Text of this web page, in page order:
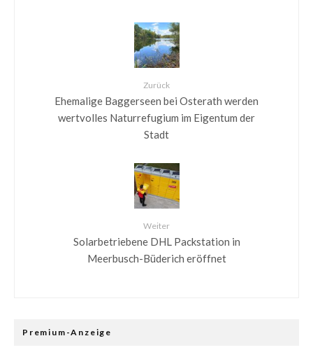
Zurück
Ehemalige Baggerseen bei Osterath werden
wertvolles Naturrefugium im Eigentum der
Stadt
Weiter
Solarbetriebene DHL Packstation in
Meerbusch-Büderich eröffnet
Premium-Anzeige